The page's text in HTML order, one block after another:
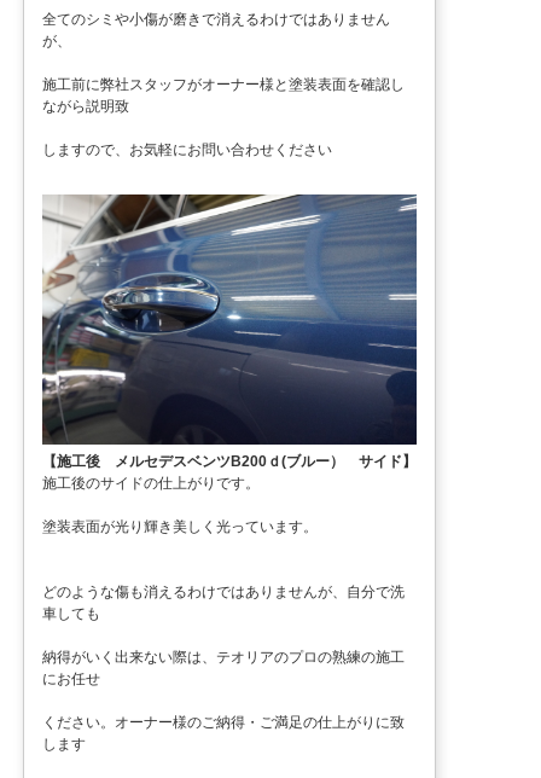
全てのシミや小傷が磨きで消えるわけではありません
が、
施工前に弊社スタッフがオーナー様と塗装表面を確認し
ながら説明致
しますので、お気軽にお問い合わせください
【施工後 メルセデスベンツB200ｄ(ブルー） サイド】
施工後のサイドの仕上がりです。
塗装表面が光り輝き美しく光っています。
どのような傷も消えるわけではありませんが、自分で洗
車しても
納得がいく出来ない際は、テオリアのプロの熟練の施工
にお任せ
ください。オーナー様のご納得・ご満足の仕上がりに致
します